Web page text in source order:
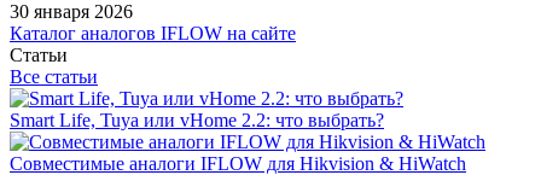
30 января 2026
Каталог аналогов IFLOW на сайте
Статьи
Все статьи
Smart Life, Tuya или vHome 2.2: что выбрать?
Совместимые аналоги IFLOW для Hikvision & HiWatch